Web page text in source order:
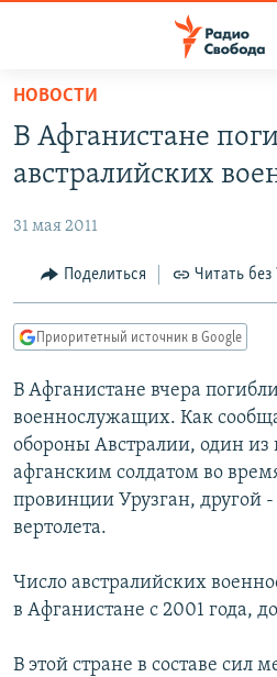
упрощенного
доступа
основному
Вернутся
главной
навигации
Вернутся
поиску
ПРОГРАММЫ
ПОДКАСТЫ
АВТОРСКИЕ ПРОЕКТЫ
ЦИТАТЫ СВОБОДЫ
МНЕНИЯ
IDEL.РЕАЛИИ
КАВКАЗ.РЕАЛИИ
СЕВЕР.РЕАЛИИ
СИБИРЬ.РЕАЛИИ
РАСПИСАНИЕ ВЕЩАНИЯ
СОЦИАЛЬНЫЕ СЕТИ
НОВОСТИ
В Афганистане
австралийских
31 мая 2011
Поделиться Читать без
Приоритетный источник в Google
В Афганистане вчера
военнослужащих. Как
обороны Австралии, один из
афганским солдатом во
провинции Урузган, другой
вертолета.
Число австралийских
в Афганистане с 2001 года,
В этой стране в составе сил